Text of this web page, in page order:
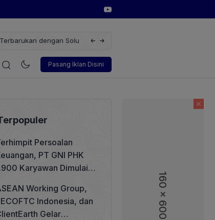
160 x 600
dengan Solusi
Wakil Direktur Utama PT Pelindo,
Pasang Iklan Disini
Korporasi Teknologi Otomotif
Persoalan
PT GNI PHK
Karyawan Dimulai 5
Working Group,
Indonesia, dan
Gelar